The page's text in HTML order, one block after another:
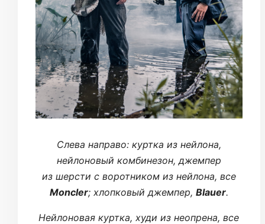
Cлева направо: куртка из нейлона,
нейлоновый комбинезон, джемпер
из шерсти с воротником из нейлона, все
Moncler; хлопковый джемпер, Blauer.
Нейлоновая куртка, худи из неопрена, все